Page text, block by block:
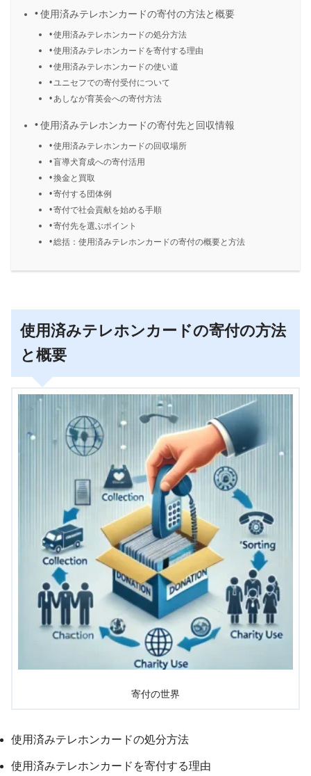
使用済みテレホンカードの寄付の方法と概要
使用済みテレホンカードの処分方法
使用済みテレホンカードを寄付する理由
使用済みテレホンカードの使い道
ユニセフでの寄付受付について
あしなが育英会への寄付方法
使用済みテレホンカードの寄付先と回収情報
使用済みテレホンカードの回収場所
盲導犬育成への寄付活用
換金と買取
寄付する団体例
寄付で社会貢献を始める手順
寄付先を選ぶポイント
総括：使用済みテレホンカードの寄付の概要と方法
使用済みテレホンカードの寄付の方法
と概要
寄付の世界
使用済みテレホンカードの処分方法
使用済みテレホンカードを寄付する理由